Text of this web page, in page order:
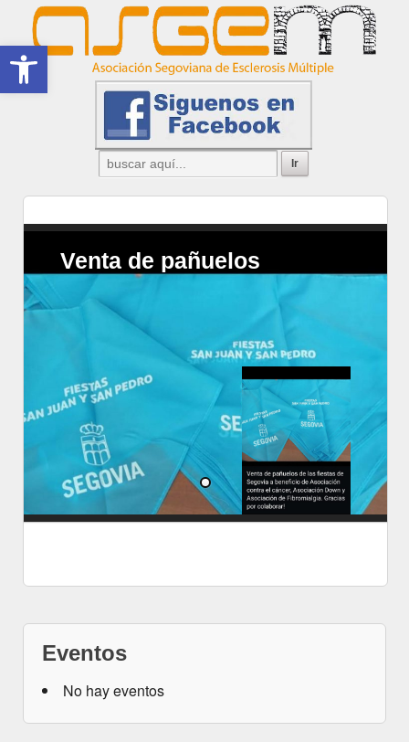
Abrir barra de herramientas
Venta de pañuelos
Eventos
No hay eventos